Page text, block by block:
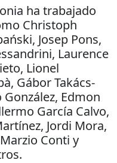
ha trabajado
Christoph
Josep Pons,
Laurence
Lionel
Gábor Takács-
González, Edmon
García Calvo,
Jordi Mora,
Conti y